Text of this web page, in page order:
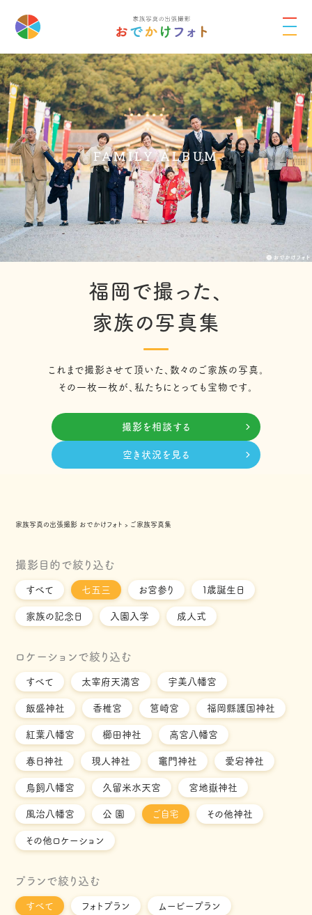
FAMILY ALBUM
福岡で撮った、
家族の写真集
これまで撮影させて頂いた、数々のご家族の写真。
その一枚一枚が、私たちにとっても宝物です。
撮影を相談する
空き状況を見る
家族写真の出張撮影 おでかけフォト › ご家族写真集
撮影目的で絞り込む
すべて 七五三 お宮参り １歳誕生日
家族の記念日 入園入学 成人式
ロケーションで絞り込む
すべて 太宰府天満宮 宇美八幡宮
飯盛神社 香椎宮 筥崎宮 福岡縣護国神社
紅葉八幡宮 櫛田神社 高宮八幡宮
春日神社 現人神社 竈門神社 愛宕神社
鳥飼八幡宮 久留米水天宮 宮地嶽神社
風治八幡宮 公 園 ご自宅 その他神社
その他ロケーション
プランで絞り込む
すべて フォトプラン ムービープラン